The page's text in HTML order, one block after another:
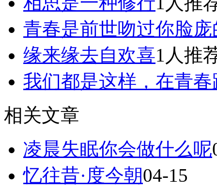
青春是前世吻过你脸
缘来缘去自欢喜1人推
我们都是这样，在青
相关文章
凌晨失眠你会做什么呢
忆往昔·度今朝04-15